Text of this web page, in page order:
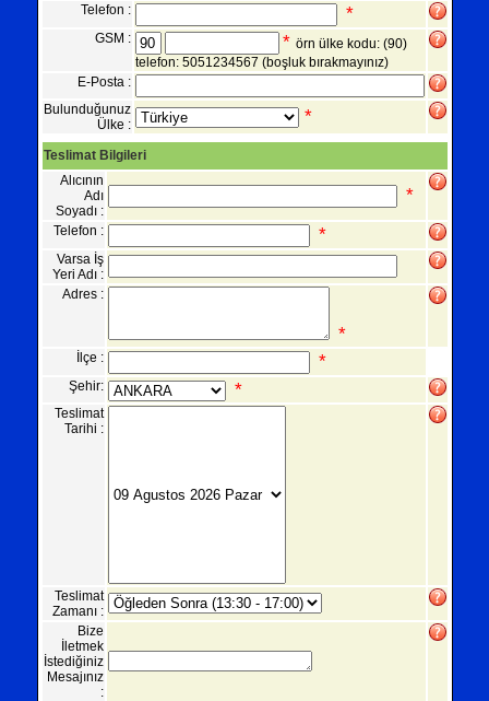
Telefon : *
GSM : * örn ülke kodu: (90)
telefon: 5051234567 (boşluk bırakmayınız)
E-Posta :
Bulunduğunuz
Ülke :
*
Teslimat Bilgileri
Alıcının
Adı
Soyadı :
*
Telefon : *
Varsa İş
Yeri Adı :
Adres :
*
İlçe : *
Şehir: *
Teslimat
Tarihi :
Teslimat
Zamanı :
Bize
İletmek
İstediğiniz
Mesajınız
: